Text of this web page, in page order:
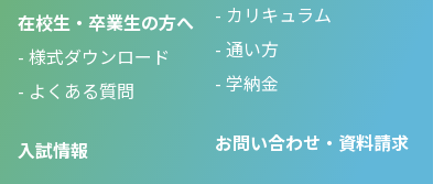
在校生・卒業生の方へ
様式ダウンロード
よくある質問
入試情報
カリキュラム
通い方
学納金
お問い合わせ・資料請求